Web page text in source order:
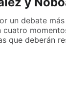
un debate
cuatro
que deberán